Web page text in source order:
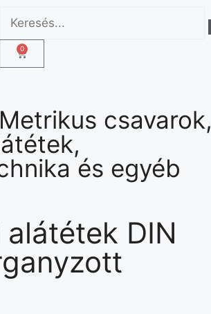
0
Metrikus csavarok,
,
és egyéb
DIN